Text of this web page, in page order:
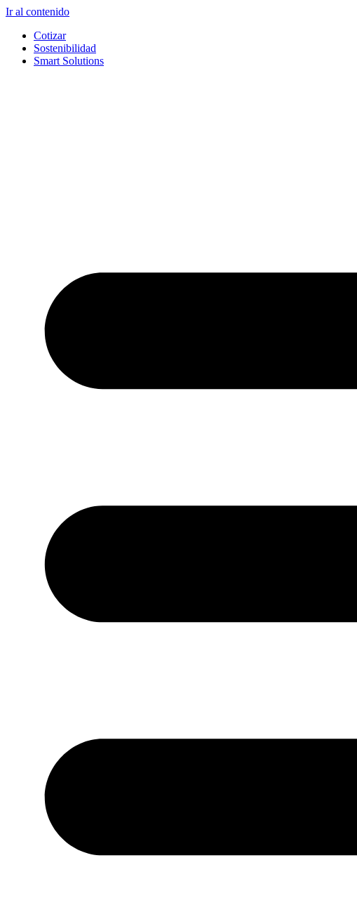
Ir al contenido
Cotizar
Sostenibilidad
Smart Solutions